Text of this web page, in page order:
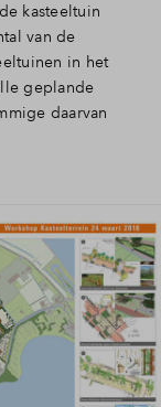
kasteeltuin
van de
in het
geplande
daarvan